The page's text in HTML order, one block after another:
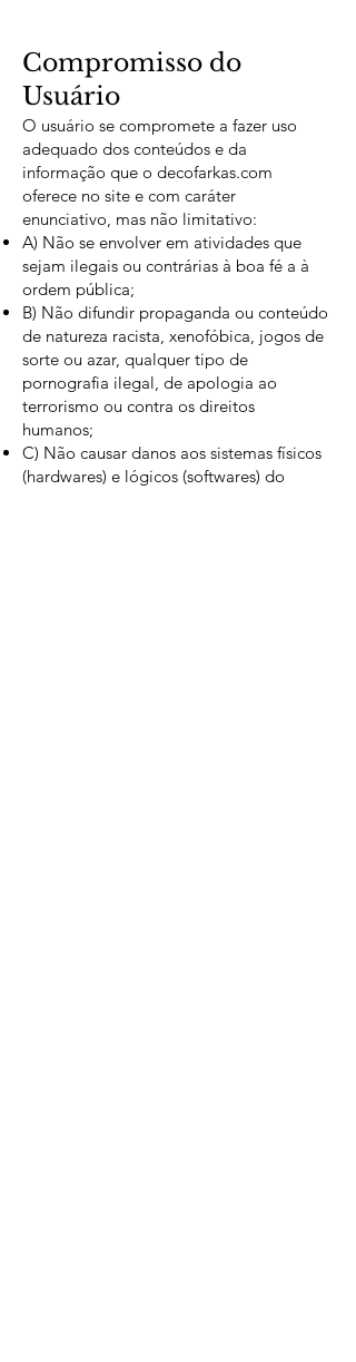
Compromisso do
Usuário
O usuário se compromete a fazer uso
adequado dos conteúdos e da
informação que o decofarkas.com
oferece no site e com caráter
enunciativo, mas não limitativo:
A) Não se envolver em atividades que
sejam ilegais ou contrárias à boa fé a à
ordem pública;
B) Não difundir propaganda ou conteúdo
de natureza racista, xenofóbica, jogos de
sorte ou azar, qualquer tipo de
pornografia ilegal, de apologia ao
terrorismo ou contra os direitos
humanos;
C) Não causar danos aos sistemas físicos
(hardwares) e lógicos (softwares) do